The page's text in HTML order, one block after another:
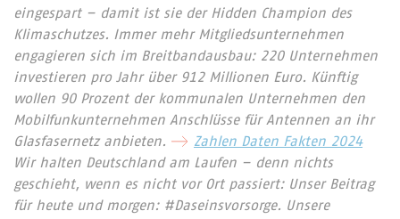
eingespart – damit ist sie der Hidden Champion des
Klimaschutzes. Immer mehr Mitgliedsunternehmen
engagieren sich im Breitbandausbau: 220 Unternehmen
investieren pro Jahr über 912 Millionen Euro. Künftig
wollen 90 Prozent der kommunalen Unternehmen den
Mobilfunkunternehmen Anschlüsse für Antennen an ihr
Glasfasernetz anbieten.
Zahlen Daten Fakten 2024
Wir halten Deutschland am Laufen – denn nichts
geschieht, wenn es nicht vor Ort passiert: Unser Beitrag
für heute und morgen: #Daseinsvorsorge. Unsere